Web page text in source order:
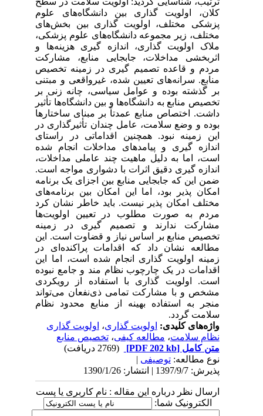
کلان، اولویت گذاری بین دانشگاه‌های علوم
پزشکی مختلف، اولویت گذاری بین بخش‌های
مختلف، زیر مجموعه دانشگاه‌های علوم پزشکی،
ملاک اولویت گذاری، اندازه گیری هزینه‌ها و
اثربخشی مداخلات، جابجایی منابع، مشارکت
مردم و قاعده تصمیم گیری در زمینه تخصیص
منابع. سرانه‌های تعیین شده، غیرواقعی و مبتنی
بر گذشته بوده و عوامل سیاسی، چانه زنی بر
تخصیص منابع به دانشگاه‌ها و بین دانشگاه‌ها تأثیر
داشت. اختصاص منابع عمدتاً بر مبنای ساختارها
بوده و وضع سلامت، عامل چندان تأثیرگذاری در
این زمینه نبود. همچنین اقداماتی در راستای
اندازه گیری و پیامدهای مداخلات انجام شده
است، اما به دلیل ماهیت چند عاملی مداخلات،
اندازه گیری دقیق اثرات با دشواری مواجه است.
ضمن این که جابجایی منابع بین اجزای یک برنامه
امکان پذیر بود، اما این امکان بین برنامه‌های
مختلف امکان پذیر نیست. باید خاطر نشان کرد
مردم به صورت مطلوب در تعیین اولویت‌ها
مشارکت ندارند و تصمیم گیری در زمینه
تخصیص منابع بر اساس نیاز و قضاوت است. این
مطالعه نشان داد که اقدامات پراکنده‌ای در
زمینه اولویت گذاری انجام شده است، اما این
اقدامات در یک چارچوب نظام مند و جامع نبوده
است. اولویت گذاری با استفاده از رویکردی
مشخص و با مشارکت تمامی ذی‌نفعان می‌تواند
منجر به استفاده بهینه از منابع محدود نظام
سلامت گردد.
واژه‌های کلیدی:اولویت گذاری،اولویت گذاری
نظام سلامت،مطالعه کیفی،تخصیص منابع
متن کامل[PDF 202 kb]
نوع مطالعه:توصیفی|
پذیرش: 1397/9/7 | انتشار: 1390/1/26
ارسال نظر درباره این مقاله : نام کاربری یا پست
الکترونیک شما: